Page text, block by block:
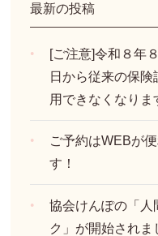
最新の投稿
[ご注意]令和８年
日から従来の保険
用できなくなりま
ご予約はWEBが
す！
協会けんぽの「人
ク」が開始されま